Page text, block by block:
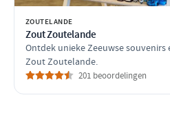
ZOUTELANDE
Zout Zoutelande
Ontdek unieke Zeeuwse
Zout Zoutelande.
201 beoordelingen